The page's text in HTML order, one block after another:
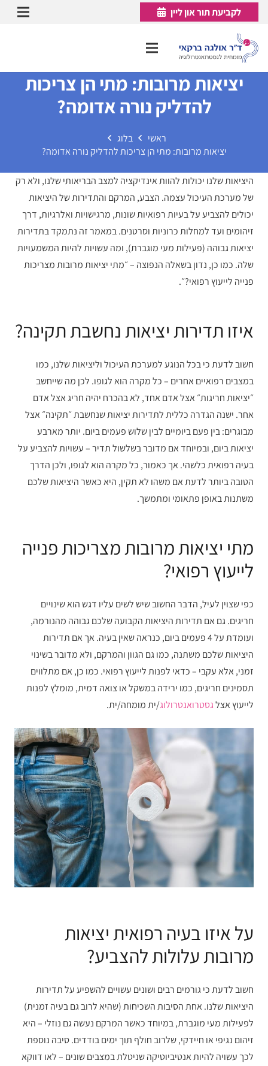
לקביעת תור און ליין
יציאות מרובות: מתי הן צריכות
להדליק נורה אדומה?
ראשי
בלוג
יציאות מרובות: מתי הן צריכות להדליק נורה אדומה?
היציאות שלנו יכולות להוות אינדיקציה למצב הבריאותי שלנו, ולא רק
של מערכת העיכול עצמה. הצבע, המרקם והתדירות של היציאות
יכולים להצביע על בעיות רפואיות שונות, מרגישויות ואלרגיות, דרך
זיהומים ועד למחלות כרוניות וסרטנים. במאמר זה נתמקד בתדירות
יציאות גבוהה (פעילות מעי מוגברת), ומה עשויות להיות המשמעויות
שלה. כמו כן, נדון בשאלה הנפוצה – ״מתי יציאות מרובות מצריכות
פנייה לייעוץ רפואי?״.
איזו תדירות יציאות נחשבת תקינה?
חשוב לדעת כי בכל הנוגע למערכת העיכול וליציאות שלנו, כמו
במצבים רפואיים אחרים – כל מקרה הוא לגופו. לכן מה שייחשב
״יציאות חריגות״ אצל אדם אחד, לא בהכרח יהיה חריג אצל אדם
אחר. ישנה הגדרה כללית לתדירות יציאות שנחשבת ״תקינה״ אצל
מבוגרים: בין פעם ביומיים לבין שלוש פעמים ביום. יותר מארבע
יציאות ביום, ובמיוחד אם מדובר בשלשול תדיר – עשויות להצביע על
בעיה רפואית כלשהי. אך כאמור, כל מקרה הוא לגופו, ולכן הדרך
הטובה ביותר לדעת אם משהו לא תקין, היא כאשר היציאות שלכם
משתנות באופן פתאומי ומתמשך.
מתי יציאות מרובות מצריכות פנייה
לייעוץ רפואי?
כפי שצוין לעיל, הדבר החשוב שיש לשים עליו דגש הוא שינויים
חריגים. גם אם תדירות היציאות הקבועה שלכם גבוהה מהנורמה,
ועומדת על 4 פעמים ביום, כנראה שאין בעיה. אך אם תדירות
היציאות שלכם משתנה, כמו גם הגוון והמרקם, ולא מדובר בשינוי
זמני, אלא עקבי – כדאי לפנות לייעוץ רפואי. כמו כן, אם מתלווים
תסמינים חריגים, כמו ירידה במשקל או צואה דמית, מומלץ לפנות
לייעוץ אצלגסטרואנטרולוג/ית מומחה/ית.
על איזו בעיה רפואית יציאות
מרובות עלולות להצביע?
חשוב לדעת כי גורמים רבים ושונים עשויים להשפיע על תדירות
היציאות שלנו. אחת הסיבות השכיחות (שהיא לרוב גם בעיה זמנית)
לפעילות מעי מוגברת, במיוחד כאשר המרקם נעשה גם נוזלי – היא
זיהום נגיפי או חיידקי, שלרוב חולף תוך ימים בודדים. סיבה נוספת
לכך עשויה להיות אנטיביוטיקה שניטלת במצבים שונים – לאו דווקא